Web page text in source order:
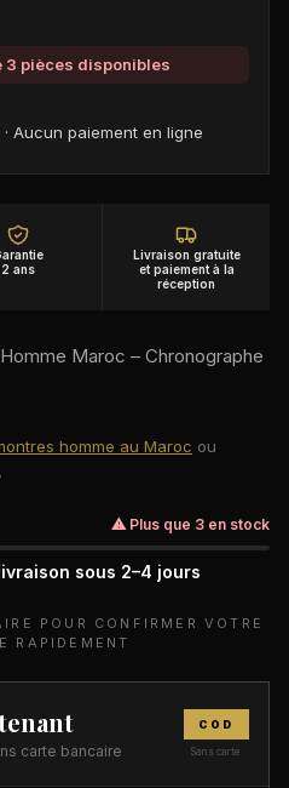
3 pièces disponibles
· Aucun paiement en ligne
2 ans
Livraison gratuite
et paiement à la
réception
Maroc – Chronographe
homme au Maroc ou
.
⚠ Plus que 3 en stock
sous 2–4 jours
POUR CONFIRMER VOTRE
RAPIDEMENT
carte bancaire
COD
Sans carte